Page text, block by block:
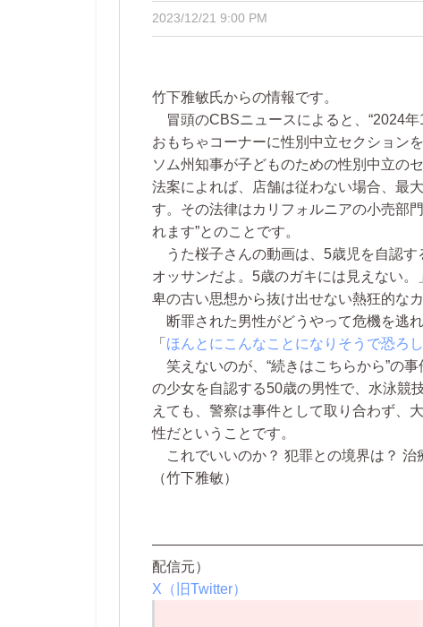
2023/12/21 9:00 PM
竹下雅敏氏からの情報です。
冒頭のCBSニュースによると、“2024年
おもちゃコーナーに性別中立セクション
ソム州知事が子どものための性別中立の
法案によれば、店舗は従わない場合、最
す。その法律はカリフォルニアの小売部
れます”とのことです。
うた桜子さんの動画は、5歳児を自認す
オッサンだよ。5歳のガキには見えない
卑の古い思想から抜け出せない熱狂的な
断罪された男性がどうやって危機を逃
「 ほんとにこんなことになりそうで恐ろし
笑えないのが、“続きはこちらから”の
の少女を自認する50歳の男性で、水泳競
えても、警察は事件として取り合わず、
性だということです。
これでいいのか？ 犯罪との境界は？ 治
（竹下雅敏）
配信元）
X（旧Twitter）